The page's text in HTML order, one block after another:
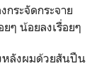
ะจัดกระจาย
ๆ น้อยลงเรื่อยๆ
หลังผมด้วยสันปืน